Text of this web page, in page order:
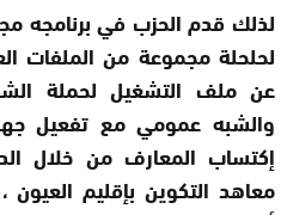
لذلك قدم الحزب في برنامجه
لحلحلة مجموعة من الملفات
عن ملف التشغيل لحملة
والشبه عمومي مع تفعيل
إكتساب المعارف من خلال
معاهد التكوين بإقليم العيون